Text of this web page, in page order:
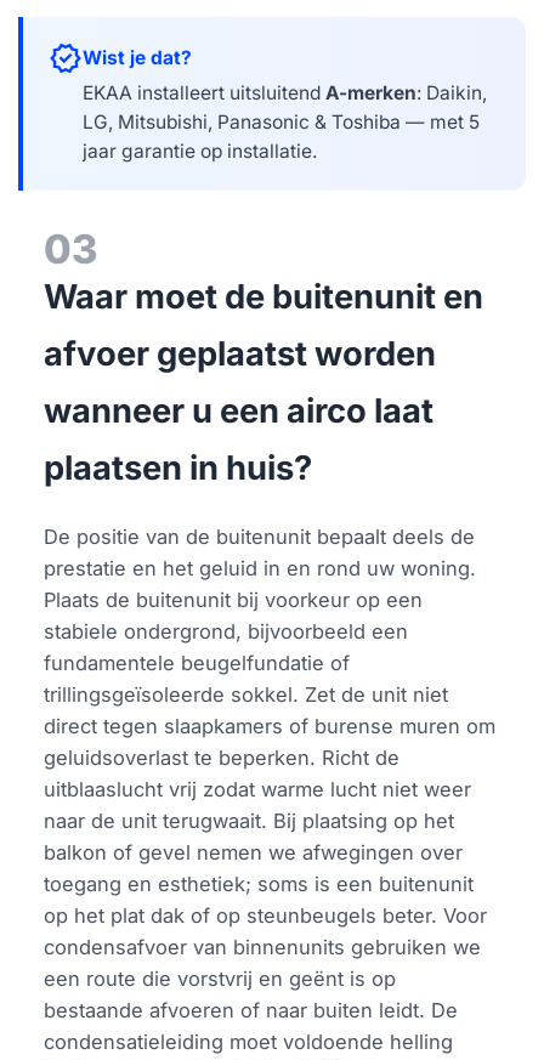
verifiedWist je dat?
EKAA installeert uitsluitendA-merken: Daikin,
LG, Mitsubishi, Panasonic & Toshiba — met 5
jaar garantie op installatie.
03
Waar moet de buitenunit en
afvoer geplaatst worden
wanneer u een airco laat
plaatsen in huis?
De positie van de buitenunit bepaalt deels de
prestatie en het geluid in en rond uw woning.
Plaats de buitenunit bij voorkeur op een
stabiele ondergrond, bijvoorbeeld een
fundamentele beugelfundatie of
trillingsgeïsoleerde sokkel. Zet de unit niet
direct tegen slaapkamers of buren­se muren om
geluidsoverlast te beperken. Richt de
uitblaaslucht vrij zodat warme lucht niet weer
naar de unit terugwaait. Bij plaatsing op het
balkon of gevel nemen we afwegingen over
toegang en esthetiek; soms is een buitenunit
op het plat dak of op steunbeugels beter. Voor
condensafvoer van binnenunits gebruiken we
een route die vorstvrij en geënt is op
bestaande afvoeren of naar buiten leidt. De
condensatieleiding moet voldoende helling